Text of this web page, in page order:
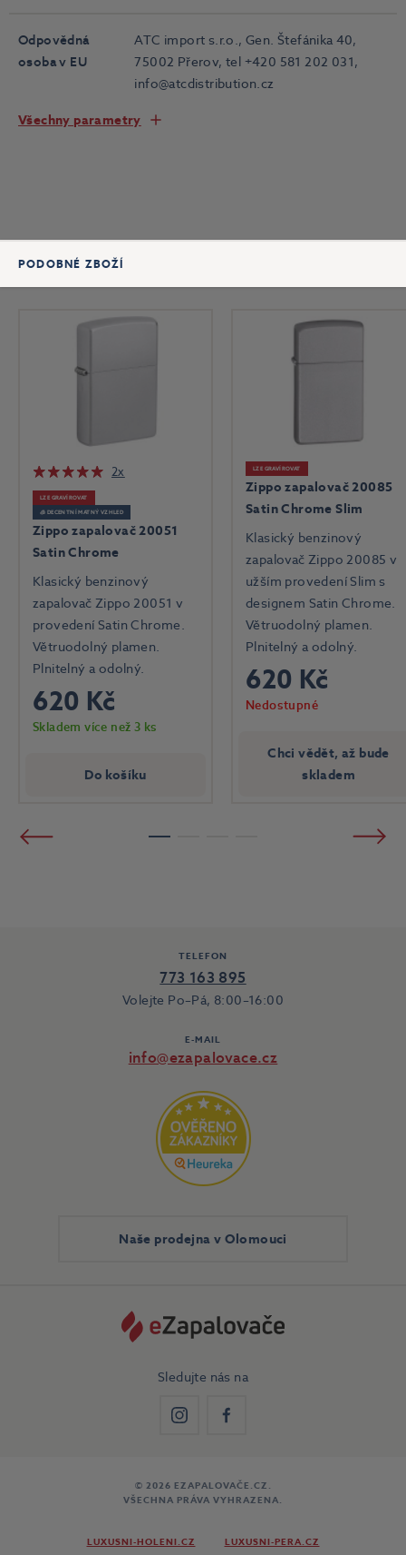
Odpovědná
osoba v EU
ATC import s.r.o., Gen. Štefánika 40,
75002 Přerov, tel +420 581 202 031,
info@atcdistribution.cz
Všechny parametry
PODOBNÉ ZBOŽÍ
2x
LZE GRAVÍROVAT
🧊 DECENTNÍ MATNÝ VZHLED
Zippo zapalovač 20051
Satin Chrome
Klasický benzinový
zapalovač Zippo 20051 v
provedení Satin Chrome.
Větruodolný plamen.
Plnitelný a odolný.
620 Kč
Skladem více než 3 ks
Do košíku
LZE GRAVÍROVAT
Zippo zapalovač 20085
Satin Chrome Slim
Klasický benzinový
zapalovač Zippo 20085 v
užším provedení Slim s
designem Satin Chrome.
Větruodolný plamen.
Plnitelný a odolný.
620 Kč
Nedostupné
Chci vědět, až bude
skladem
TELEFON
773 163 895
Volejte Po–Pá, 8:00–16:00
E-MAIL
info@ezapalovace.cz
Naše prodejna v Olomouci
Sledujte nás na
InstagramFacebook
© 2026 EZAPALOVAČE.CZ.
VŠECHNA PRÁVA VYHRAZENA.
LUXUSNI-HOLENI.CZ LUXUSNI-PERA.CZ